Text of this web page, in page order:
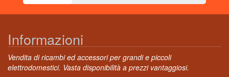
Informazioni
Vendita di ricambi ed accessori per grandi e piccoli
elettrodomestici. Vasta disponibilità a prezzi vantaggiosi.